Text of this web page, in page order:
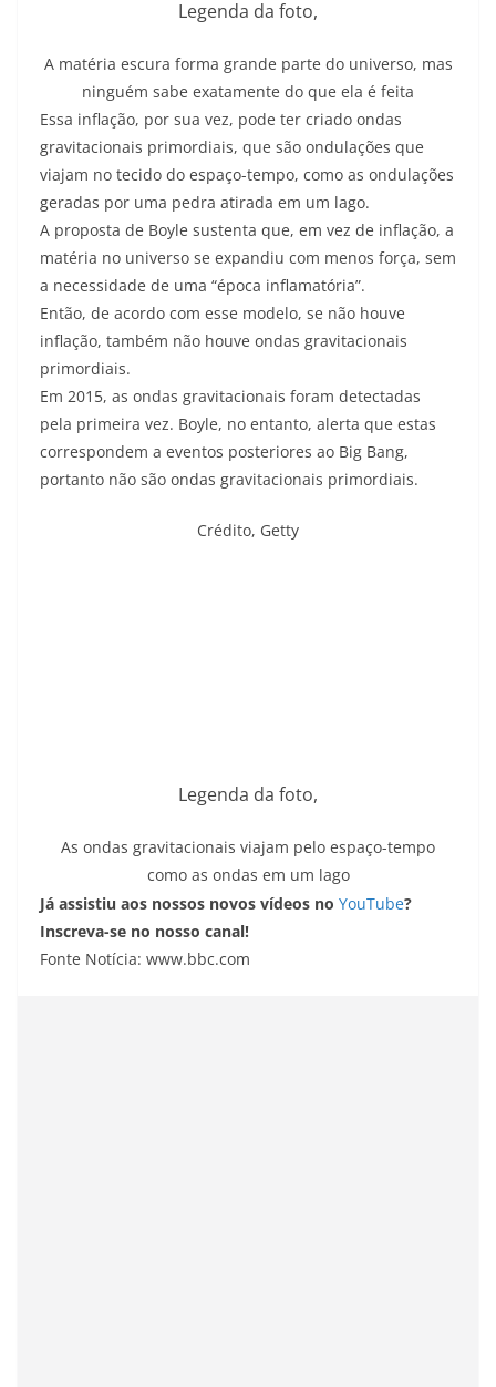
Legenda da foto,
A matéria escura forma grande parte do universo, mas
ninguém sabe exatamente do que ela é feita
Essa inflação, por sua vez, pode ter criado ondas
gravitacionais primordiais, que são ondulações que
viajam no tecido do espaço-tempo, como as ondulações
geradas por uma pedra atirada em um lago.
A proposta de Boyle sustenta que, em vez de inflação, a
matéria no universo se expandiu com menos força, sem
a necessidade de uma “época inflamatória”.
Então, de acordo com esse modelo, se não houve
inflação, também não houve ondas gravitacionais
primordiais.
Em 2015, as ondas gravitacionais foram detectadas
pela primeira vez. Boyle, no entanto, alerta que estas
correspondem a eventos posteriores ao Big Bang,
portanto não são ondas gravitacionais primordiais.
Crédito, Getty
Legenda da foto,
As ondas gravitacionais viajam pelo espaço-tempo
como as ondas em um lago
Já assistiu aos nossos novos vídeos no YouTube?
Inscreva-se no nosso canal!
Fonte Notícia: www.bbc.com